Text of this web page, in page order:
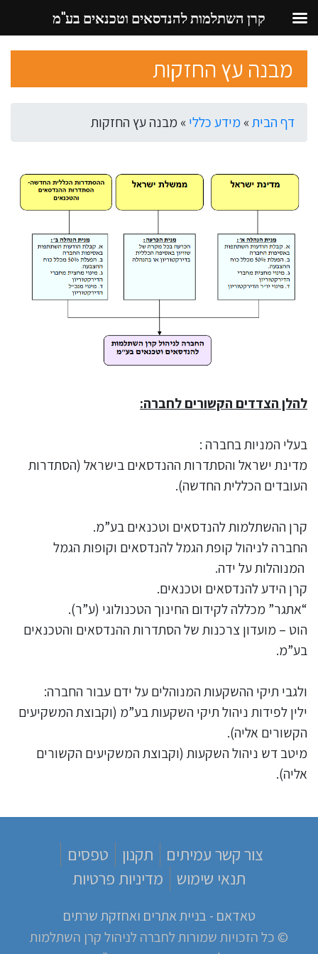
content
מבנה עץ החזקות
דף הבית»מידע כללי » מבנה עץ החזקות
להלן הצדדים הקשורים לחברה:
בעלי המניות בחברה :
מדינת ישראל והסתדרות ההנדסאים בישראל (הסתדרות
העובדים הכללית החדשה).
קרן ההשתלמות להנדסאים וטכנאים בע”מ.
החברה לניהול קופת הגמל להנדסאים וקופות הגמל
המנוהלות על ידה.
קרן הידע להנדסאים וטכנאים.
“אתגר” מכללה לקידום החינוך הטכנולוגי (ע”ר).
הוט – מועדון צרכנות של הסתדרות ההנדסאים והטכנאים
בע”מ.
ולגבי תיקי ההשקעות המנוהלים על ידם עבור החברה:
ילין לפידות ניהול תיקי השקעות בע”מ (וקבוצת המשקיעים
הקשורים אליה).
מיטב דש ניהול השקעות (וקבוצת המשקיעים הקשורים
אליה).
צור קשר עמיתים תקנון
טפסים
תנאי שימוש
מדיניות פרטיות
טאדאם - בניית אתרים ואחזקת שרתים
© כל הזכויות שמורות לחברה לניהול קרן השתלמות
קרן השתלמות להנדסאים וטכנאים בע"מ